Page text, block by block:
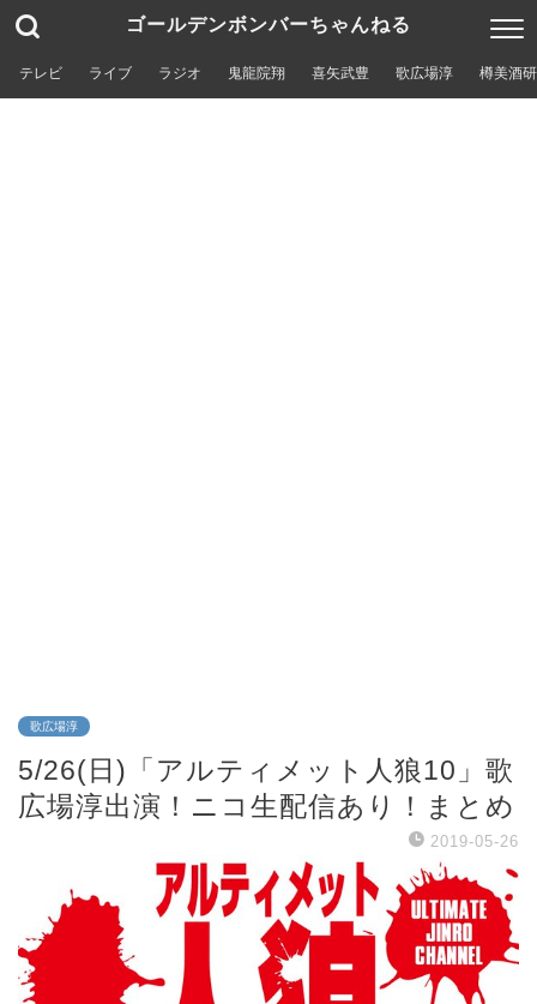
ゴールデンボンバーちゃんねる
テレビ ライブ ラジオ 鬼龍院翔 喜矢武豊 歌広場淳 樽美酒
歌広場淳
5/26(日)「アルティメット人狼10」歌
広場淳出演！ニコ生配信あり！まとめ
2019-05-26